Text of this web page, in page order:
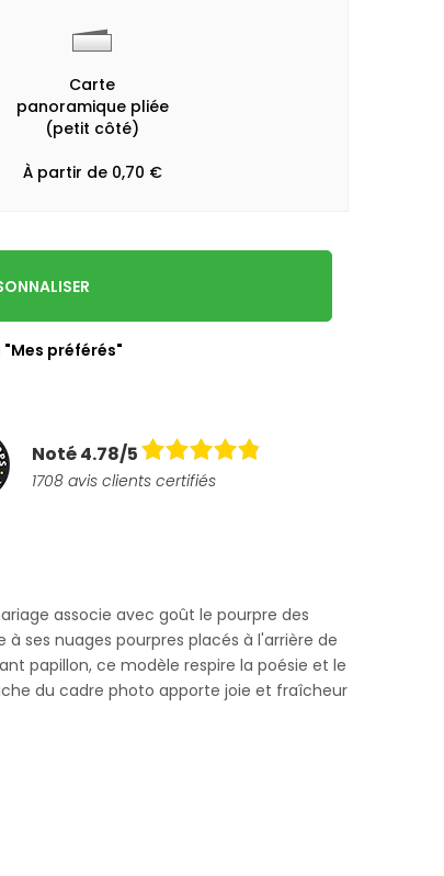
Carte
panoramique pliée
(petit côté)
À partir de 0,70 €
préférés"
Noté 4.78/5
1708 avis clients certifiés
associe avec goût le pourpre des
ses nuages pourpres placés à l'arrière de
papillon, ce modèle respire la poésie et le
du cadre photo apporte joie et fraîcheur